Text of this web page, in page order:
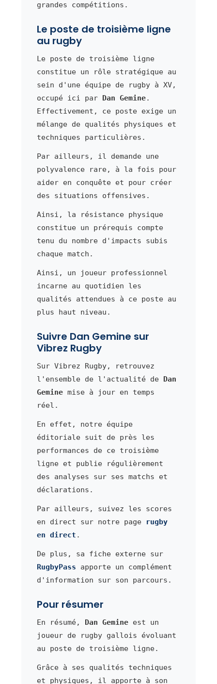
grandes compétitions.
Le poste de troisième ligne
au rugby
Le poste de troisième ligne
constitue un rôle stratégique au
sein d'une équipe de rugby à XV,
occupé ici par
Dan Gemine.
Effectivement, ce poste exige un
mélange de qualités physiques et
techniques particulières.
Par ailleurs, il demande une
polyvalence rare, à la fois pour
aider en conquête et pour créer
des situations offensives.
Ainsi, la résistance physique
constitue un prérequis compte
tenu du nombre d'impacts subis
chaque match.
Ainsi, un joueur professionnel
incarne au quotidien les
qualités attendues à ce poste au
plus haut niveau.
Suivre Dan Gemine sur
Vibrez Rugby
Sur Vibrez Rugby, retrouvez
l'ensemble de l'actualité de
Dan
Geminemise à jour en temps
réel.
En effet, notre équipe
éditoriale suit de près les
performances de ce troisième
ligne et publie régulièrement
des analyses sur ses matchs et
déclarations.
Par ailleurs, suivez les scores
en direct sur notre page
rugby
en direct .
De plus, sa fiche externe sur
RugbyPass apporte un complément
d'information sur son parcours.
Pour résumer
En résumé, Dan Gemineest un
joueur de rugby gallois évoluant
au poste de troisième ligne.
Grâce à ses qualités techniques
et physiques, il apporte à son